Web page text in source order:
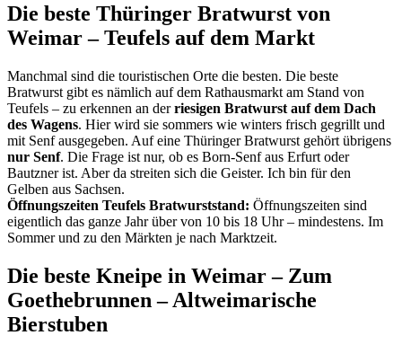
Die beste Thüringer Bratwurst von
Weimar – Teufels auf dem Markt
Manchmal sind die touristischen Orte die besten. Die beste
Bratwurst gibt es nämlich auf dem Rathausmarkt am Stand von
Teufels – zu erkennen an derriesigen Bratwurst auf dem Dach
des Wagens. Hier wird sie sommers wie winters frisch gegrillt und
mit Senf ausgegeben. Auf eine Thüringer Bratwurst gehört übrigens
nur Senf. Die Frage ist nur, ob es Born-Senf aus Erfurt oder
Bautzner ist. Aber da streiten sich die Geister. Ich bin für den
Gelben aus Sachsen.
Öffnungszeiten Teufels Bratwurststand: Öffnungszeiten sind
eigentlich das ganze Jahr über von 10 bis 18 Uhr – mindestens. Im
Sommer und zu den Märkten je nach Marktzeit.
Die beste Kneipe in Weimar – Zum
Goethebrunnen – Altweimarische
Bierstuben